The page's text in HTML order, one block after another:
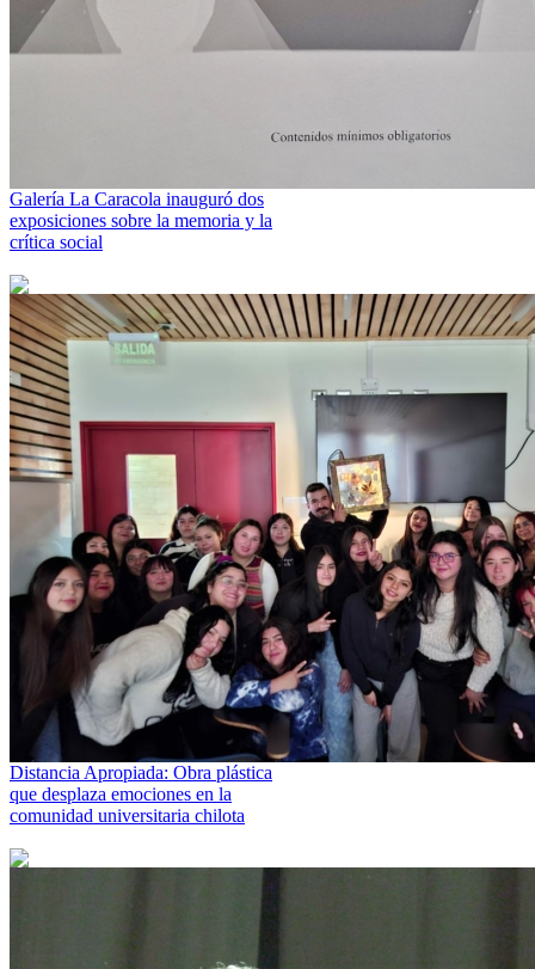
Galería La Caracola inauguró dos
exposiciones sobre la memoria y la
crítica social
Distancia Apropiada: Obra plástica
que desplaza emociones en la
comunidad universitaria chilota